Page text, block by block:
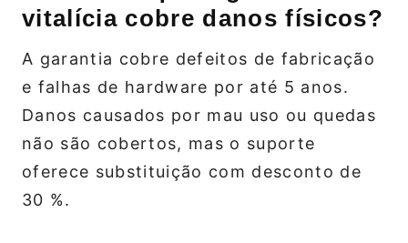
vitalícia cobre danos físicos?
A garantia cobre defeitos de fabricação
e falhas de hardware por até 5 anos.
Danos causados por mau uso ou quedas
não são cobertos, mas o suporte
oferece substituição com desconto de
30 %.